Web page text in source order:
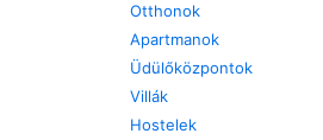
Otthonok
Apartmanok
Üdülőközpontok
Villák
Hostelek